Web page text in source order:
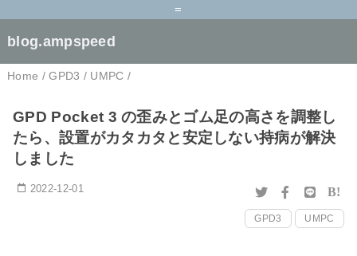
=
blog.ampspeed
Home /GPD3 / UMPC /
GPD Pocket 3 の歪みとゴム足の高さを調整し
たら、設置がカタカタと安定しない持病が解決
しました
2022-12-01 B!
GPD3 UMPC